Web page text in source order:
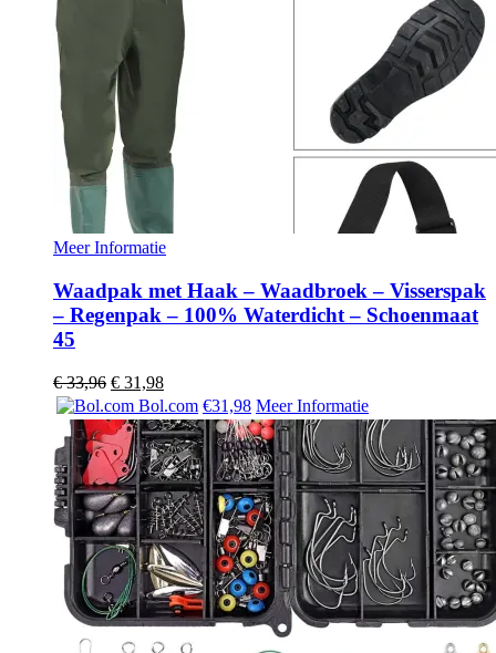
Meer Informatie
Waadpak met Haak – Waadbroek – Visserspak
– Regenpak – 100% Waterdicht – Schoenmaat
45
€33,96 Oorspronkelijke
prijs
was:
€ 33,96.
€ 31,98Huidige
prijs
is:
€ 31,98.
Bol.com €31,98 Meer Informatie